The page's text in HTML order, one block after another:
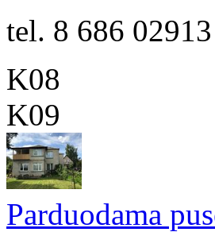
tel. 8 686 02913
K08
K09
Parduodama